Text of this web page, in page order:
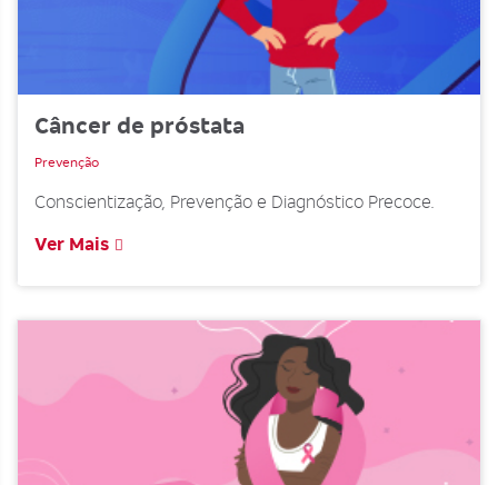
Câncer de próstata
Prevenção
Conscientização, Prevenção e Diagnóstico Precoce.
Ver Mais